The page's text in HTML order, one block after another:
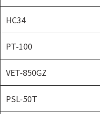
HC34
PT-100
VET-850GZ
PSL-50T